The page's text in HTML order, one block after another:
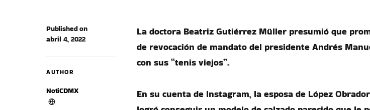
Published on
abril 4, 2022
AUTHOR
NotiCDMX
La doctora Beatriz Gutiérrez Müller presumió que
de revocación de mandato del presidente Andrés
con sus “tenis viejos”.
En su cuenta de Instagram, la esposa de López